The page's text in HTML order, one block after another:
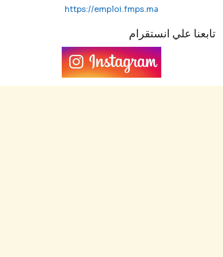
https://emploi.fmps.ma
تابعنا علي انستقرام